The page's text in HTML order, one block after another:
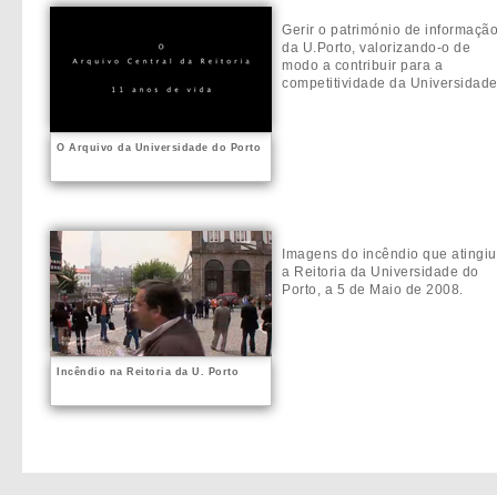
O Arquivo da Universidade do Porto
Gerir o património de
da U.Porto, valorizando-o de
modo a contribuir para a
competitividade da
Incêndio na Reitoria da U. Porto
Imagens do incêndio que atingiu
a Reitoria da Universidade do
Porto, a 5 de Maio de 2008.